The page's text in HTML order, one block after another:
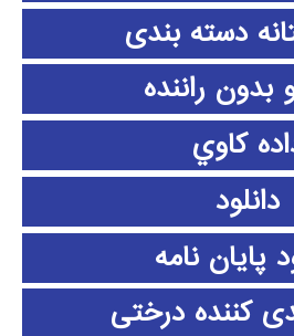
دسته بندی
بدون راننده
كاوي
دانلود
پايان نامه
کننده درختی